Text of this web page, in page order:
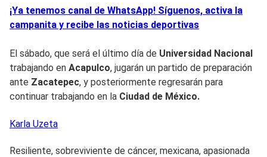
¡Ya tenemos canal de WhatsApp! Síguenos, activa la
campanita y recibe las noticias deportivas
El sábado, que será el último día de Universidad Nacional
trabajando en Acapulco, jugarán un partido de preparación
ante Zacatepec, y posteriormente regresarán para
continuar trabajando en la Ciudad de México.
Karla Uzeta
Resiliente, sobreviviente de cáncer, mexicana, apasionada